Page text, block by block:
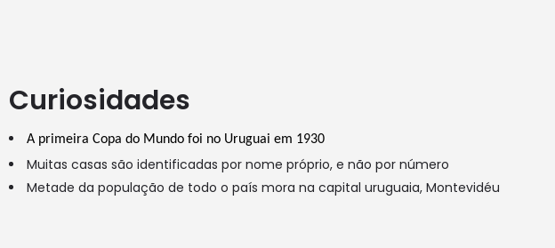
Curiosidades
A primeira Copa do Mundo foi no Uruguai em 1930
Muitas casas são identificadas por nome próprio, e não por número
Metade da população de todo o país mora na capital uruguaia, Montevidéu